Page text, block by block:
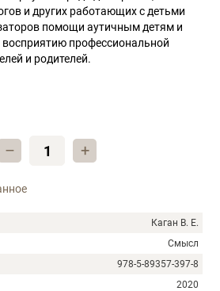
и других работающих с детьми
помощи аутичным детям и
профессиональной
и родителей.
– +
Каган В. Е.
Смысл
978-5-89357-397-8
2020